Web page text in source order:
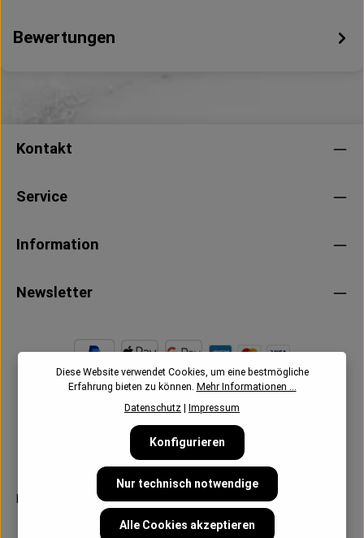
Bewertungen
Kontakt
Service
Information
Newsletter
Alle Preise inkl. gesetzl. Mehrwertsteuer zzgl.
Diese Website verwendet Cookies, um eine bestmögliche
Erfahrung bieten zu können. Mehr Informationen ...
Datenschutz
Impressum
Nur technisch notwendige
Konfigurieren
Alle Cookies akzeptieren